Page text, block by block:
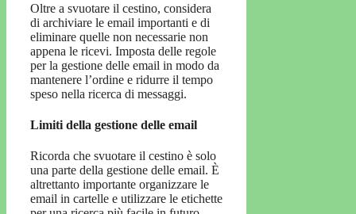
Oltre a svuotare il cestino, considera
di archiviare le email importanti e di
eliminare quelle non necessarie non
appena le ricevi. Imposta delle regole
per la gestione delle email in modo da
mantenere l’ordine e ridurre il tempo
speso nella ricerca di messaggi.
Limiti della gestione delle email
Ricorda che svuotare il cestino è solo
una parte della gestione delle email. È
altrettanto importante organizzare le
email in cartelle e utilizzare le etichette